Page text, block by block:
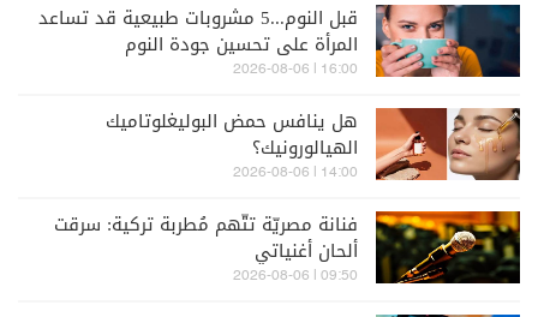
قبل النوم...5 مشروبات طبيعية قد تساعد
المرأة على تحسين جودة النوم
16:00 | 2026-08-06
هل ينافس حمض البوليغلوتاميك
الهيالورونيك؟
14:00 | 2026-08-06
فنانة مصريّة تتّهم مُطربة تركية: سرقت
ألحان أغنياتي
09:50 | 2026-08-06